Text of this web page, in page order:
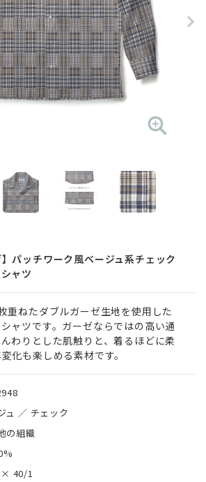
】パッチワーク風ベージュ系チェック
ャツ
重ねたダブルガーゼ生地を使用した
ャツです。ガーゼならではの高い通
わりとした肌触りと、着るほどに柔
化も楽しめる素材です。
／ チェック
の組織
× 40/1